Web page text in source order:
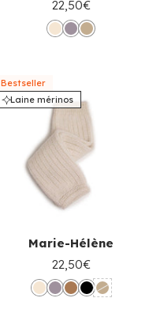
22,50€
Bestseller
Laine mérinos
Marie-Hélène
22,50€